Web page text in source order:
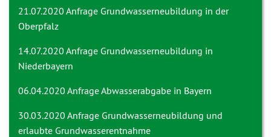
21.07.2020 Anfrage Grundwasserneubildung in der
Oberpfalz
14.07.2020 Anfrage Grundwasserneubildung in
Niederbayern
06.04.2020 AnfrageAbwasserabgabe in Bayern
30.03.2020 Anfrage Grundwasserneubildung und
erlaubte Grundwasserentnahme